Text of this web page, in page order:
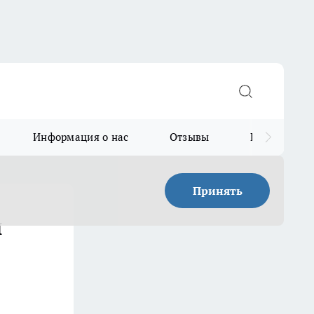
Информация о нас Отзывы Прайс для
Принять